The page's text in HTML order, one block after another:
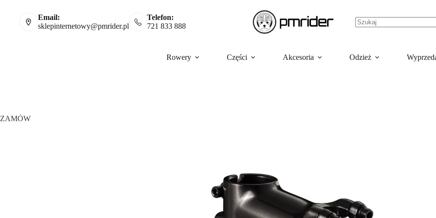
Email:
sklepinternetowy@pmrider.pl
Telefon:
721 833 888
Rowery Części Akcesoria Odzież
ZAMÓW